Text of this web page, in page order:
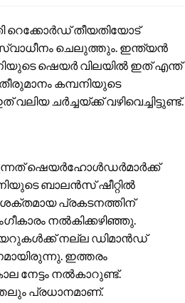
റെക്കോർഡ് തീയതിയോട്
ചെലുത്തും. ഇന്ത്യൻ
ഷെയർ വിലയിൽ ഇത് എന്ത്
കമ്പനിയുടെ
ചർച്ചയ്ക്ക് വഴിവെച്ചിട്ടുണ്ട്.
ഷെയർഹോൾഡർമാർക്ക്
ബാലൻസ് ഷീറ്റിൽ
പ്രകടനത്തിന്
നൽകിക്കഴിഞ്ഞു.
നല്ല ഡിമാൻഡ്
ഇത്തരം
നൽകാറുണ്ട്.
പ്രധാനമാണ്.